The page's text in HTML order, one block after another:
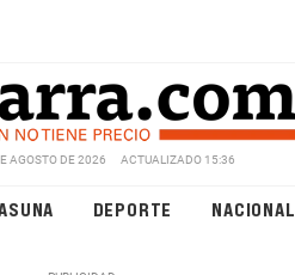
AGOSTO DE 2026 ACTUALIZADO 15:36
DEPORTE NACIONAL